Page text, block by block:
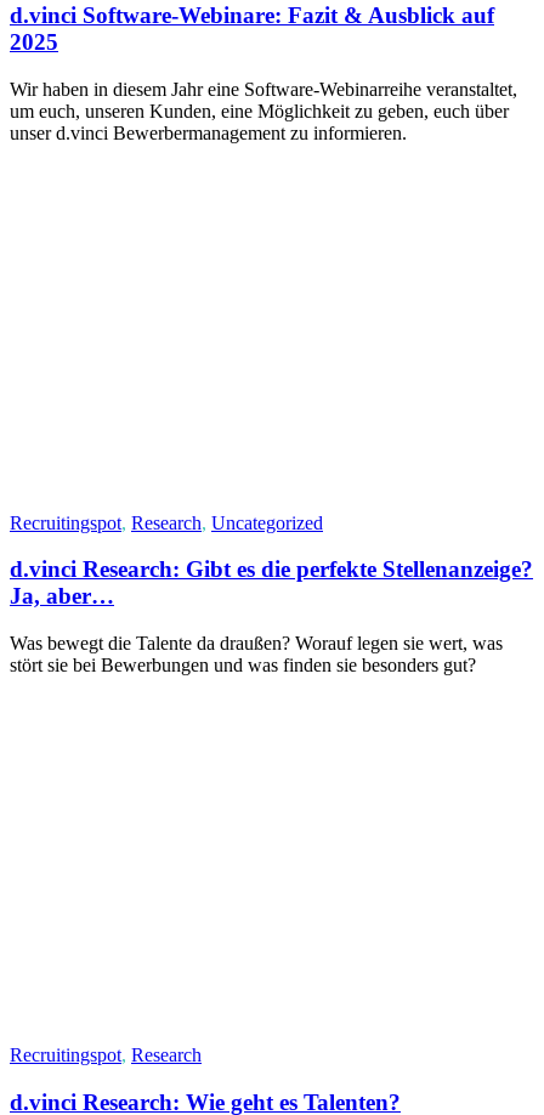
d.vinci Software-Webinare: Fazit & Ausblick auf
2025
Wir haben in diesem Jahr eine Software-Webinarreihe veranstaltet,
um euch, unseren Kunden, eine Möglichkeit zu geben, euch über
unser d.vinci Bewerbermanagement zu informieren.
Recruitingspot, Research, Uncategorized
d.vinci Research: Gibt es die perfekte Stellenanzeige?
Ja, aber…
Was bewegt die Talente da draußen? Worauf legen sie wert, was
stört sie bei Bewerbungen und was finden sie besonders gut?
Recruitingspot, Research
d.vinci Research: Wie geht es Talenten?